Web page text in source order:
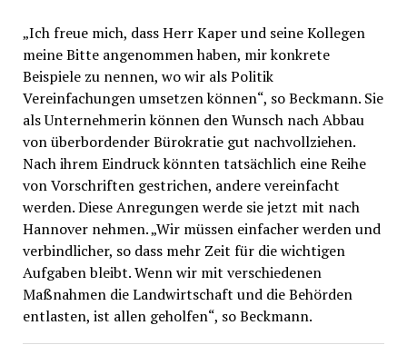
„Ich freue mich, dass Herr Kaper und seine Kollegen
meine Bitte angenommen haben, mir konkrete
Beispiele zu nennen, wo wir als Politik
Vereinfachungen umsetzen können“, so Beckmann. Sie
als Unternehmerin können den Wunsch nach Abbau
von überbordender Bürokratie gut nachvollziehen.
Nach ihrem Eindruck könnten tatsächlich eine Reihe
von Vorschriften gestrichen, andere vereinfacht
werden. Diese Anregungen werde sie jetzt mit nach
Hannover nehmen. „Wir müssen einfacher werden und
verbindlicher, so dass mehr Zeit für die wichtigen
Aufgaben bleibt. Wenn wir mit verschiedenen
Maßnahmen die Landwirtschaft und die Behörden
entlasten, ist allen geholfen“, so Beckmann.